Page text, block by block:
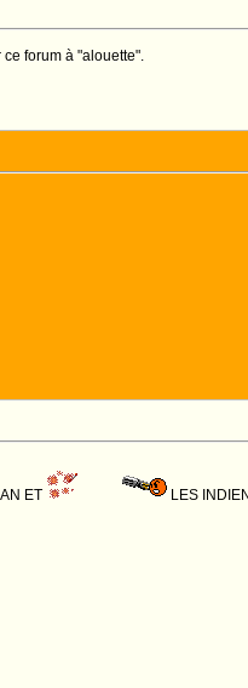
forum à "alouette".
ET LES